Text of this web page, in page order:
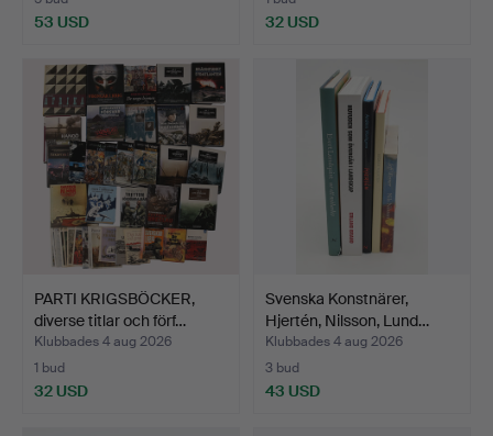
53 USD 32 USD
PARTI KRIGSBÖCKER,
diverse titlar och förf…
Klubbades 4 aug 2026
1 bud
32 USD
Svenska Konstnärer,
Hjertén, Nilsson, Lund…
Klubbades 4 aug 2026
3 bud
43 USD